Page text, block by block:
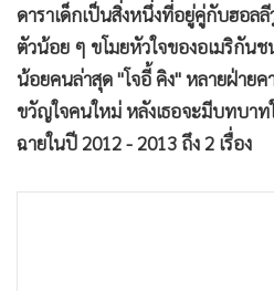
• Management & HR
• MGR Live
• Infographic
• การเมือง
• ท่องเที่ยว
• กีฬา
ดาราเด็กเป็นสิ่งหนึ่งที่อยู่คู่กับฮอล
ตัวน้อย ๆ ขโมยหัวใจของอเมริกันช
น้อยคนล่าสุด "โจอี้ คิง" หลายฝ่ายค
ขวัญใจคนใหม่ หลังเธอจะมีบทบา
ฉายในปี 2012 - 2013 ถึง 2 เรื่อง